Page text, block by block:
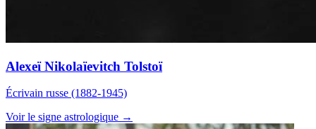
Alexeï Nikolaïevitch Tolstoï
Écrivain russe (1882-1945)
Voir le signe astrologique →